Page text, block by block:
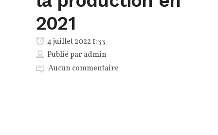
2021
4 juillet 2022 1:33
Publié paradmin
Aucun commentaire